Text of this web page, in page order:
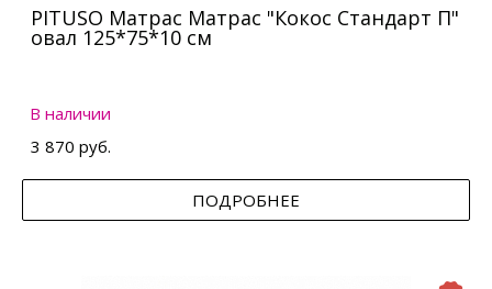
PITUSO Матрас Матрас "Кокос Стандарт П"
овал 125*75*10 см
В наличии
3 870 руб.
ПОДРОБНЕЕ